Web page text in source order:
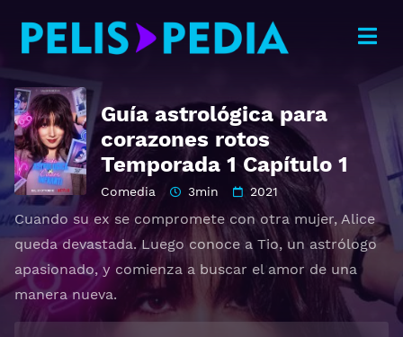
Guía astrológica para
corazones rotos
Temporada 1 Capítulo 1
Comedia 3min 2021
Cuando su ex se compromete con otra mujer, Alice
queda devastada. Luego conoce a Tio, un astrólogo
apasionado, y comienza a buscar el amor de una
manera nueva.